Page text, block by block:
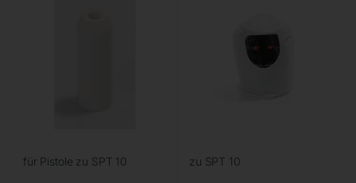
für Pistole zu SPT 10 zu SPT 10